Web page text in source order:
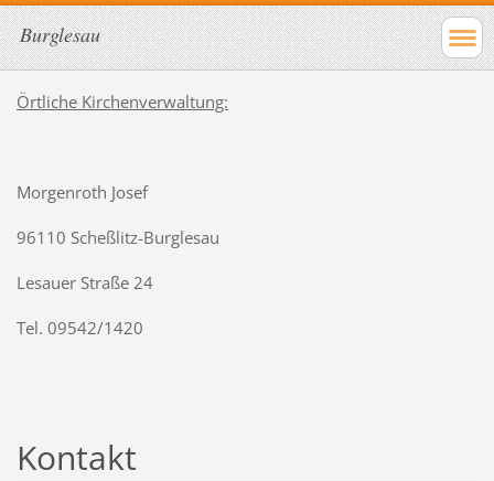
Burglesau
Örtliche Kirchenverwaltung:
Morgenroth Josef
96110 Scheßlitz-Burglesau
Lesauer Straße 24
Tel. 09542/1420
Kontakt